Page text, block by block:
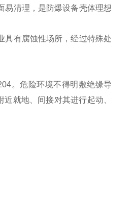
易清理，是防爆设备壳体理想
具有腐蚀性场所，经过特殊处
。危险环境不得明敷绝缘导
就地、间接对其进行起动、